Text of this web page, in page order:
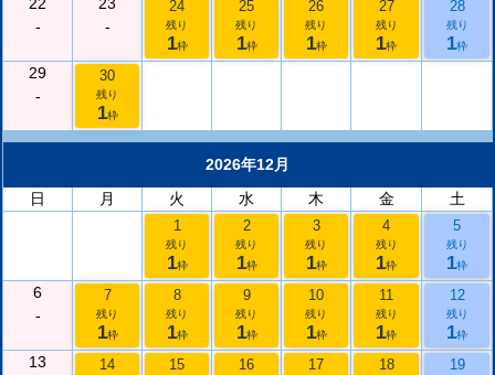
22
-
23
-
24
残り
1枠
25
残り
1枠
26
残り
1枠
27
残り
1枠
28
残り
1枠
29
-
30
残り
1枠
2026年12月
日
月 火 水 木 金 土
1
残り
1枠
2
残り
1枠
3
残り
1枠
4
残り
1枠
5
残り
1枠
6
-
7
残り
1枠
8
残り
1枠
9
残り
1枠
10
残り
1枠
11
残り
1枠
12
残り
1枠
13
14 15 16 17 18 19